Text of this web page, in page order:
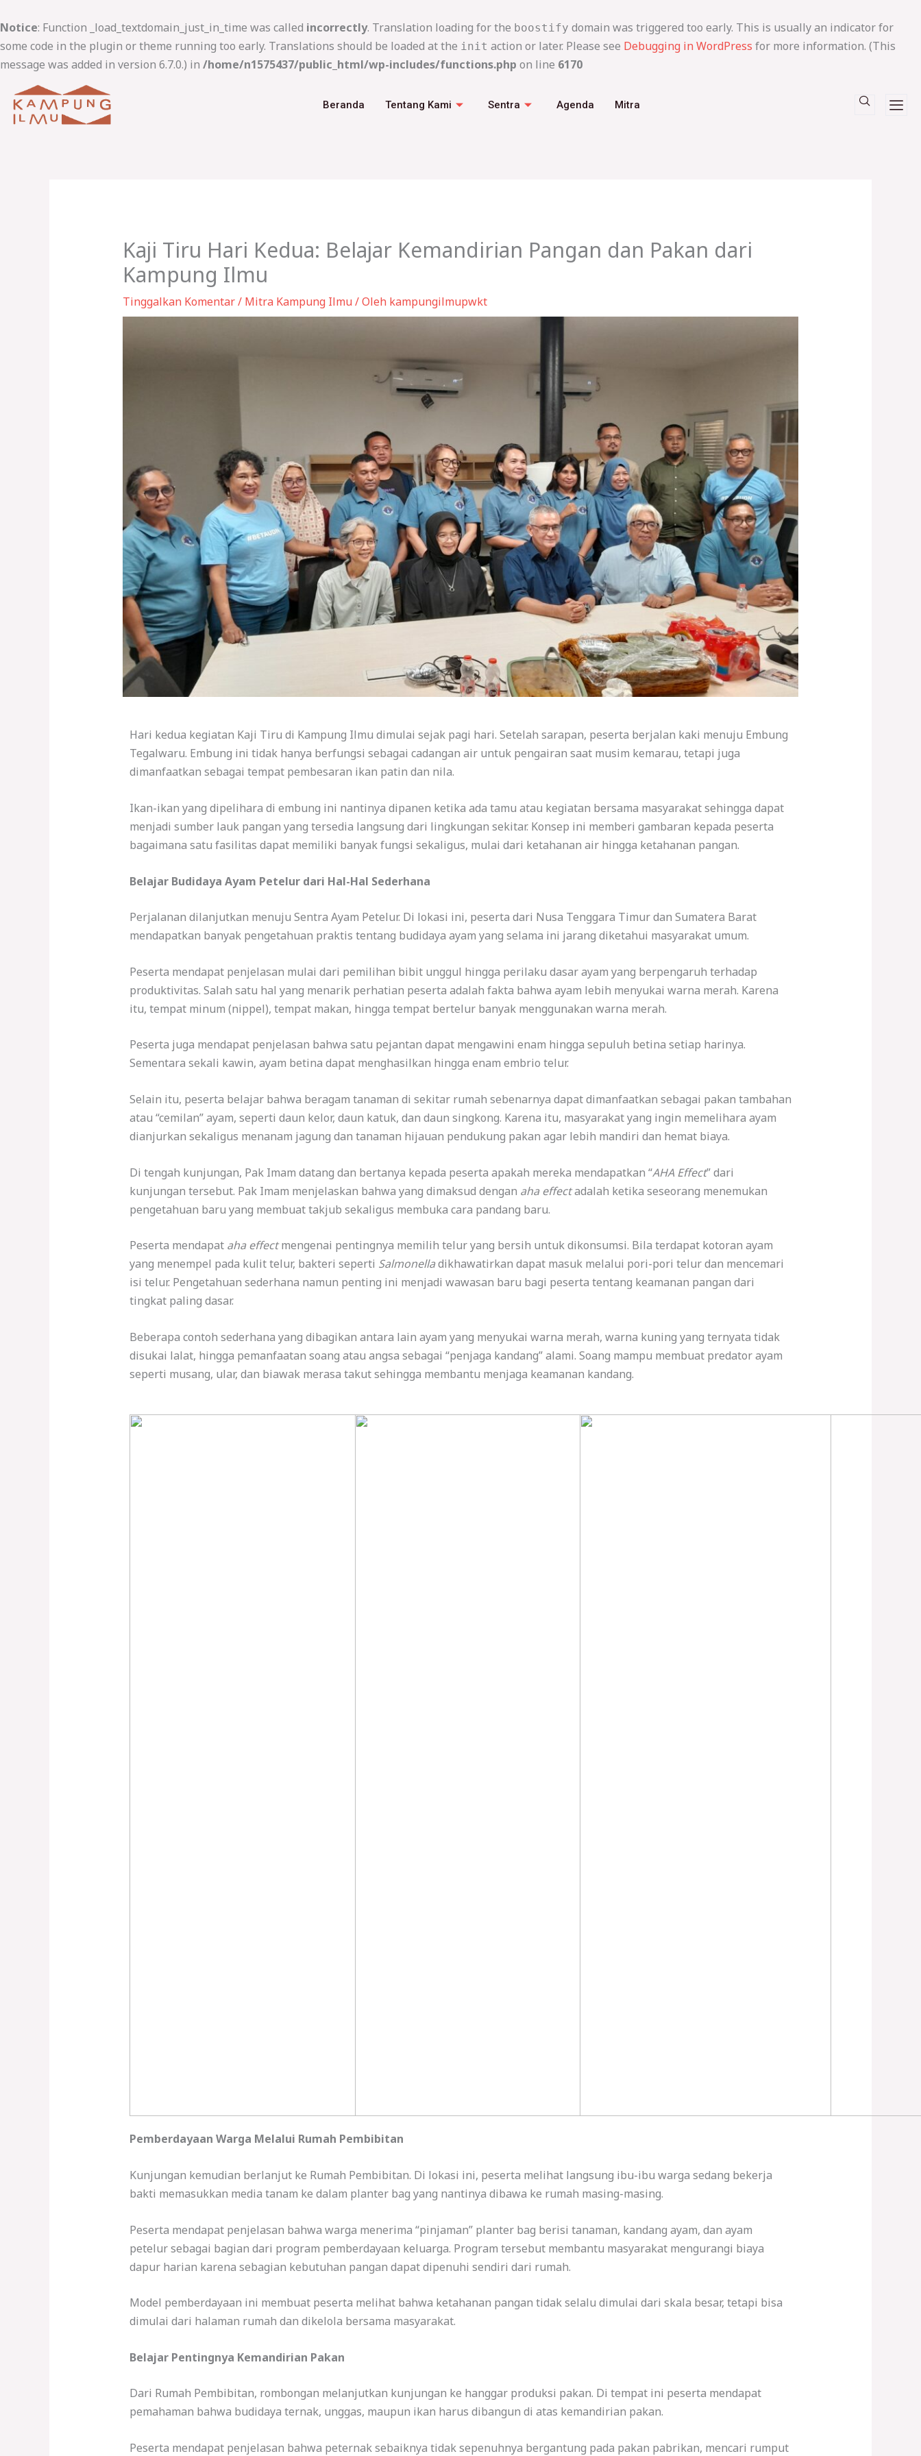
Notice: Function _load_textdomain_just_in_time was called incorrectly. Translation loading for the boostify domain was triggered too early. This is usually an indicator for
some code in the plugin or theme running too early. Translations should be loaded at the init action or later. Please see Debugging in WordPress for more information. (This
message was added in version 6.7.0.) in /home/n1575437/public_html/wp-includes/functions.php on line 6170
ke
konten
Beranda Tentang Kami Sentra Agenda Mitra
Kaji Tiru Hari Kedua: Belajar Kemandirian Pangan dan Pakan dari
Kampung Ilmu
Tinggalkan Komentar/ Mitra Kampung Ilmu / Oleh kampungilmupwkt
Hari kedua kegiatan Kaji Tiru di Kampung Ilmu dimulai sejak pagi hari. Setelah sarapan, peserta berjalan kaki menuju Embung
Tegalwaru. Embung ini tidak hanya berfungsi sebagai cadangan air untuk pengairan saat musim kemarau, tetapi juga
dimanfaatkan sebagai tempat pembesaran ikan patin dan nila.
Ikan-ikan yang dipelihara di embung ini nantinya dipanen ketika ada tamu atau kegiatan bersama masyarakat sehingga dapat
menjadi sumber lauk pangan yang tersedia langsung dari lingkungan sekitar. Konsep ini memberi gambaran kepada peserta
bagaimana satu fasilitas dapat memiliki banyak fungsi sekaligus, mulai dari ketahanan air hingga ketahanan pangan.
Belajar Budidaya Ayam Petelur dari Hal-Hal Sederhana
Perjalanan dilanjutkan menuju Sentra Ayam Petelur. Di lokasi ini, peserta dari Nusa Tenggara Timur dan Sumatera Barat
mendapatkan banyak pengetahuan praktis tentang budidaya ayam yang selama ini jarang diketahui masyarakat umum.
Peserta mendapat penjelasan mulai dari pemilihan bibit unggul hingga perilaku dasar ayam yang berpengaruh terhadap
produktivitas. Salah satu hal yang menarik perhatian peserta adalah fakta bahwa ayam lebih menyukai warna merah. Karena
itu, tempat minum (nippel), tempat makan, hingga tempat bertelur banyak menggunakan warna merah.
Peserta juga mendapat penjelasan bahwa satu pejantan dapat mengawini enam hingga sepuluh betina setiap harinya.
Sementara sekali kawin, ayam betina dapat menghasilkan hingga enam embrio telur.
Selain itu, peserta belajar bahwa beragam tanaman di sekitar rumah sebenarnya dapat dimanfaatkan sebagai pakan tambahan
atau “cemilan” ayam, seperti daun kelor, daun katuk, dan daun singkong. Karena itu, masyarakat yang ingin memelihara ayam
dianjurkan sekaligus menanam jagung dan tanaman hijauan pendukung pakan agar lebih mandiri dan hemat biaya.
Di tengah kunjungan, Pak Imam datang dan bertanya kepada peserta apakah mereka mendapatkan “AHA Effect” dari
kunjungan tersebut. Pak Imam menjelaskan bahwa yang dimaksud dengan aha effectadalah ketika seseorang menemukan
pengetahuan baru yang membuat takjub sekaligus membuka cara pandang baru.
Peserta mendapat aha effectmengenai pentingnya memilih telur yang bersih untuk dikonsumsi. Bila terdapat kotoran ayam
yang menempel pada kulit telur, bakteri seperti Salmonelladikhawatirkan dapat masuk melalui pori-pori telur dan mencemari
isi telur. Pengetahuan sederhana namun penting ini menjadi wawasan baru bagi peserta tentang keamanan pangan dari
tingkat paling dasar.
Beberapa contoh sederhana yang dibagikan antara lain ayam yang menyukai warna merah, warna kuning yang ternyata tidak
disukai lalat, hingga pemanfaatan soang atau angsa sebagai “penjaga kandang” alami. Soang mampu membuat predator ayam
seperti musang, ular, dan biawak merasa takut sehingga membantu menjaga keamanan kandang.
Pemberdayaan Warga Melalui Rumah Pembibitan
Kunjungan kemudian berlanjut ke Rumah Pembibitan. Di lokasi ini, peserta melihat langsung ibu-ibu warga sedang bekerja
bakti memasukkan media tanam ke dalam planter bag yang nantinya dibawa ke rumah masing-masing.
Peserta mendapat penjelasan bahwa warga menerima “pinjaman” planter bag berisi tanaman, kandang ayam, dan ayam
petelur sebagai bagian dari program pemberdayaan keluarga. Program tersebut membantu masyarakat mengurangi biaya
dapur harian karena sebagian kebutuhan pangan dapat dipenuhi sendiri dari rumah.
Model pemberdayaan ini membuat peserta melihat bahwa ketahanan pangan tidak selalu dimulai dari skala besar, tetapi bisa
dimulai dari halaman rumah dan dikelola bersama masyarakat.
Belajar Pentingnya Kemandirian Pakan
Dari Rumah Pembibitan, rombongan melanjutkan kunjungan ke hanggar produksi pakan. Di tempat ini peserta mendapat
pemahaman bahwa budidaya ternak, unggas, maupun ikan harus dibangun di atas kemandirian pakan.
Peserta mendapat penjelasan bahwa peternak sebaiknya tidak sepenuhnya bergantung pada pakan pabrikan, mencari rumput